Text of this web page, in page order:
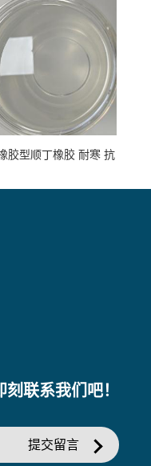
专用
胶型顺丁橡胶 耐寒 抗
刻联系我们吧！
提交留言